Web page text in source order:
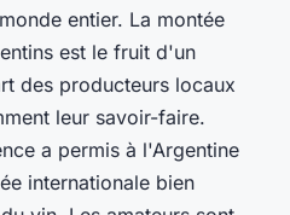
entier. La montée
est le fruit d'un
des producteurs locaux
leur savoir-faire.
a permis à l'Argentine
internationale bien